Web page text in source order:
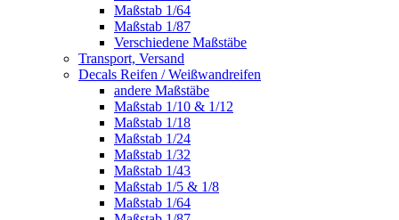
Maßstab 1/64
Maßstab 1/87
Verschiedene Maßstäbe
Transport, Versand
Decals Reifen / Weißwandreifen
andere Maßstäbe
Maßstab 1/10 & 1/12
Maßstab 1/18
Maßstab 1/24
Maßstab 1/32
Maßstab 1/43
Maßstab 1/5 & 1/8
Maßstab 1/64